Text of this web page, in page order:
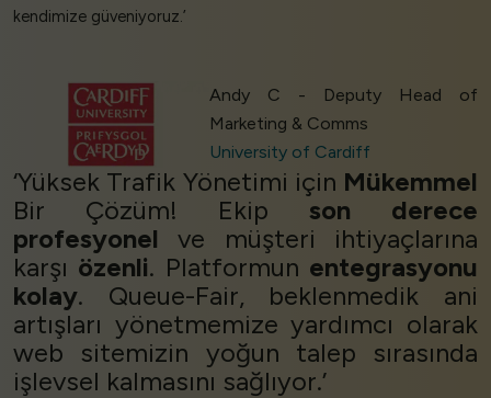
kendimize güveniyoruz.’
Andy C - Deputy Head of
Marketing & Comms
University of Cardiff
‘Yüksek Trafik Yönetimi için Mükemmel
Bir Çözüm! Ekip son derece
profesyonel ve müşteri ihtiyaçlarına
karşı özenli. Platformun entegrasyonu
kolay. Queue-Fair, beklenmedik ani
artışları yönetmemize yardımcı olarak
web sitemizin yoğun talep sırasında
işlevsel kalmasını sağlıyor.’